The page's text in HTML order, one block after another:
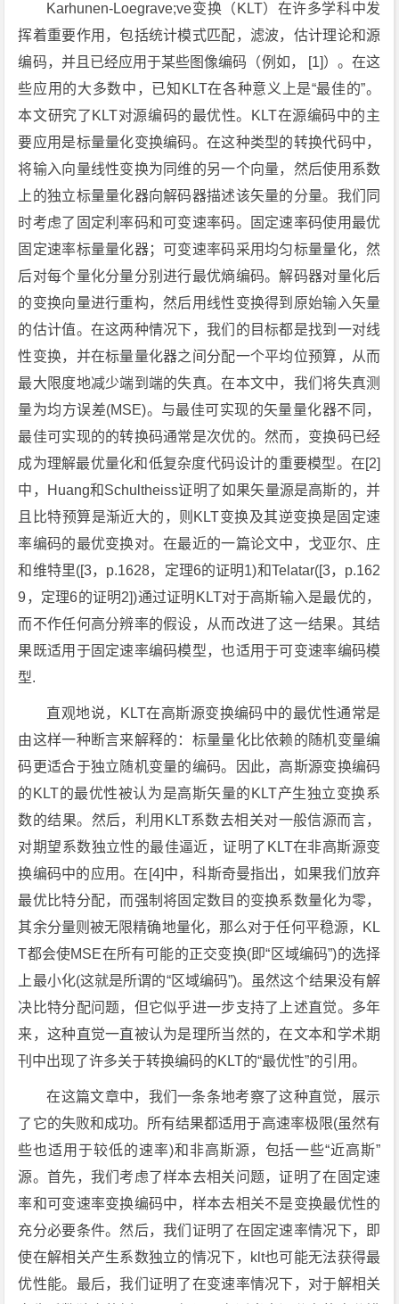
Karhunen-Loegrave;ve变换（KLT）在许多学科中发
挥着重要作用，包括统计模式匹配，滤波，估计理论和源
编码，并且已经应用于某些图像编码（例如， [1]）。在这
些应用的大多数中，已知KLT在各种意义上是“最佳的”。
本文研究了KLT对源编码的最优性。KLT在源编码中的主
要应用是标量量化变换编码。在这种类型的转换代码中，
将输入向量线性变换为同维的另一个向量，然后使用系数
上的独立标量量化器向解码器描述该矢量的分量。我们同
时考虑了固定利率码和可变速率码。固定速率码使用最优
固定速率标量量化器；可变速率码采用均匀标量量化，然
后对每个量化分量分别进行最优熵编码。解码器对量化后
的变换向量进行重构，然后用线性变换得到原始输入矢量
的估计值。在这两种情况下，我们的目标都是找到一对线
性变换，并在标量量化器之间分配一个平均位预算，从而
最大限度地减少端到端的失真。在本文中，我们将失真测
量为均方误差(MSE)。与最佳可实现的矢量量化器不同，
最佳可实现的的转换码通常是次优的。然而，变换码已经
成为理解最优量化和低复杂度代码设计的重要模型。在[2]
中，Huang和Schultheiss证明了如果矢量源是高斯的，并
且比特预算是渐近大的，则KLT变换及其逆变换是固定速
率编码的最优变换对。在最近的一篇论文中，戈亚尔、庄
和维特里([3，p.1628，定理6的证明1)和Telatar([3，p.162
9，定理6的证明2])通过证明KLT对于高斯输入是最优的，
而不作任何高分辨率的假设，从而改进了这一结果。其结
果既适用于固定速率编码模型，也适用于可变速率编码模
型.
直观地说，KLT在高斯源变换编码中的最优性通常是
由这样一种断言来解释的：标量量化比依赖的随机变量编
码更适合于独立随机变量的编码。因此，高斯源变换编码
的KLT的最优性被认为是高斯矢量的KLT产生独立变换系
数的结果。然后，利用KLT系数去相关对一般信源而言，
对期望系数独立性的最佳逼近，证明了KLT在非高斯源变
换编码中的应用。在[4]中，科斯奇曼指出，如果我们放弃
最优比特分配，而强制将固定数目的变换系数量化为零，
其余分量则被无限精确地量化，那么对于任何平稳源，KL
T都会使MSE在所有可能的正交变换(即“区域编码”)的选择
上最小化(这就是所谓的“区域编码”)。虽然这个结果没有解
决比特分配问题，但它似乎进一步支持了上述直觉。多年
来，这种直觉一直被认为是理所当然的，在文本和学术期
刊中出现了许多关于转换编码的KLT的“最优性”的引用。
在这篇文章中，我们一条条地考察了这种直觉，展示
了它的失败和成功。所有结果都适用于高速率极限(虽然有
些也适用于较低的速率)和非高斯源，包括一些“近高斯”
源。首先，我们考虑了样本去相关问题，证明了在固定速
率和可变速率变换编码中，样本去相关不是变换最优性的
充分必要条件。然后，我们证明了在固定速率情况下，即
使在解相关产生系数独立的情况下，klt也可能无法获得最
优性能。最后，我们证明了在变速率情况下，对于解相关